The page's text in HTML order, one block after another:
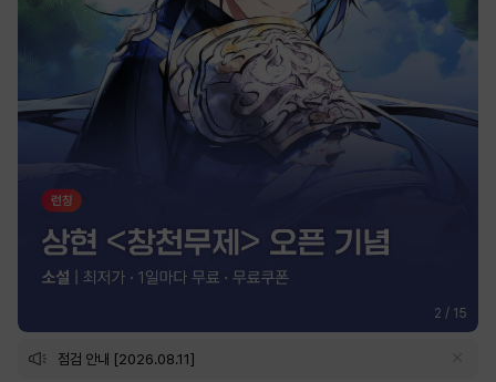
2 / 15
점검 안내 [2026.08.11]